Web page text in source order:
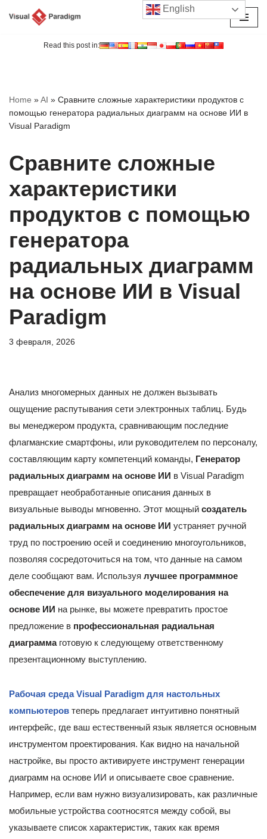
Read this post in:
Home »AI » Сравните сложные характеристики продуктов с
помощью генератора радиальных диаграмм на основе ИИ в
Visual Paradigm
Сравните сложные
характеристики
продуктов с помощью
генератора
радиальных диаграмм
на основе ИИ в Visual
Paradigm
3 февраля, 2026
Анализ многомерных данных не должен вызывать
ощущение распутывания сети электронных таблиц. Будь
вы менеджером продукта, сравнивающим последние
флагманские смартфоны, или руководителем по персоналу,
составляющим карту компетенций команды, Генератор
радиальных диаграмм на основе ИИ в Visual Paradigm
превращает необработанные описания данных в
визуальные выводы мгновенно. Этот мощный создатель
радиальных диаграмм на основе ИИ устраняет ручной
труд по построению осей и соединению многоугольников,
позволяя сосредоточиться на том, что данные на самом
деле сообщают вам. Используя лучшее программное
обеспечение для визуального моделирования на
основе ИИ на рынке, вы можете превратить простое
предложение в профессиональная радиальная
диаграммаготовую к следующему ответственному
презентационному выступлению.
Рабочая среда Visual Paradigm для настольных
компьютеров теперь предлагает интуитивно понятный
интерфейс, где ваш естественный язык является основным
инструментом проектирования. Как видно на начальной
настройке, вы просто активируете инструмент генерации
диаграмм на основе ИИ и описываете свое сравнение.
Например, если вам нужно визуализировать, как различные
мобильные устройства соотносятся между собой, вы
указываете список характеристик, таких как время
English